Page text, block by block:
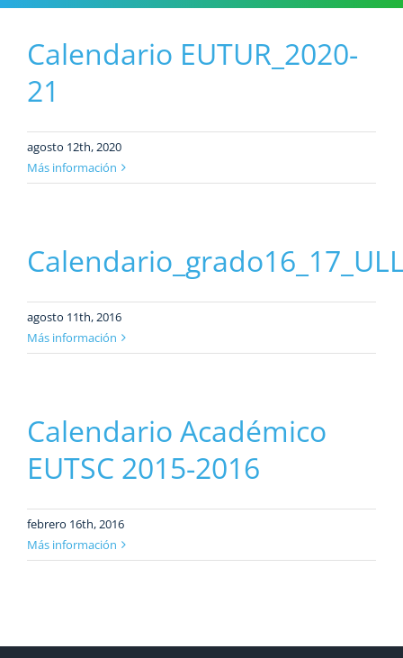
Calendario EUTUR_2020-
21
agosto 12th, 2020
Más información
agosto 11th, 2016
Más información
Calendario Académico
EUTSC 2015-2016
febrero 16th, 2016
Más información